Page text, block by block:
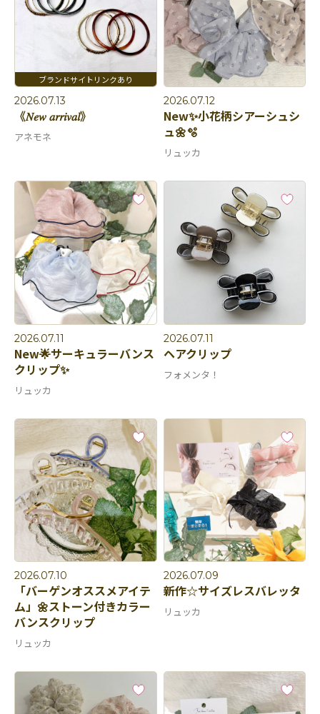
2026.07.13
《𝑁𝑒𝑤 𝑎𝑟𝑟𝑖𝑣𝑎𝑙》
アネモネ
2026.07.12
New✨小花柄シアーシュシ
ュ🌼🫧
リュッカ
2026.07.11
New🌟サーキュラーバンス
クリップ✨
リュッカ
2026.07.11
ヘアクリップ
フォメンタ！
2026.07.10
「バーゲンオススメアイテ
ム」🌼ストーン付きカラー
バンスクリップ
リュッカ
2026.07.09
新作☆サイズレスバレッタ
リュッカ